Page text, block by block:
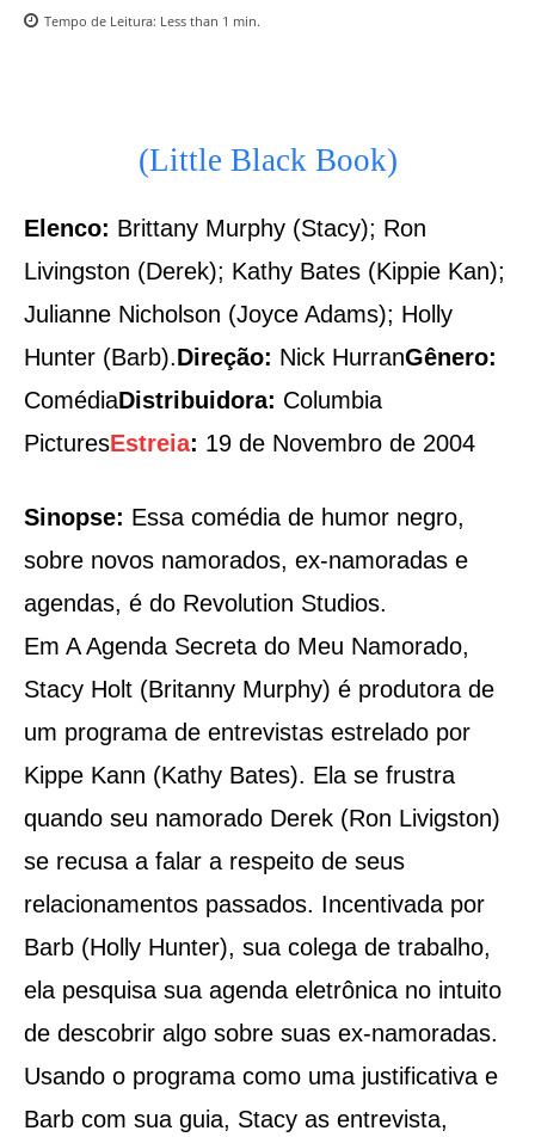
Tempo de Leitura: Less than 1 min.
(Little Black Book)
Elenco: Brittany Murphy (Stacy); Ron
Livingston (Derek); Kathy Bates (Kippie Kan);
Julianne Nicholson (Joyce Adams); Holly
Hunter (Barb).Direção: Nick HurranGênero:
ComédiaDistribuidora: Columbia
PicturesEstreia: 19 de Novembro de 2004
Sinopse: Essa comédia de humor negro,
sobre novos namorados, ex-namoradas e
agendas, é do Revolution Studios.
Em A Agenda Secreta do Meu Namorado,
Stacy Holt (Britanny Murphy) é produtora de
um programa de entrevistas estrelado por
Kippe Kann (Kathy Bates). Ela se frustra
quando seu namorado Derek (Ron Livigston)
se recusa a falar a respeito de seus
relacionamentos passados. Incentivada por
Barb (Holly Hunter), sua colega de trabalho,
ela pesquisa sua agenda eletrônica no intuito
de descobrir algo sobre suas ex-namoradas.
Usando o programa como uma justificativa e
Barb com sua guia, Stacy as entrevista,